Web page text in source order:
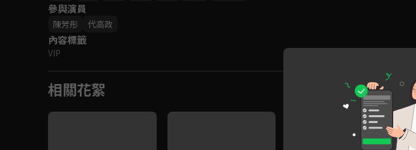
Video
參與演員
陳芳彤 代高政
內容標籤
VIP
相關花絮